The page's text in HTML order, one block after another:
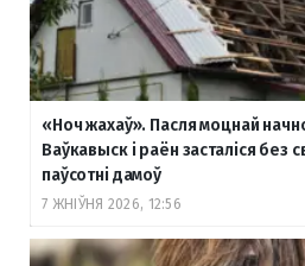
«Ноч жахаў». Пасля моцнай
Ваўкавыск і раён засталіся без
паўсотні дамоў
7 ЖНІЎНЯ 2026, 12:56